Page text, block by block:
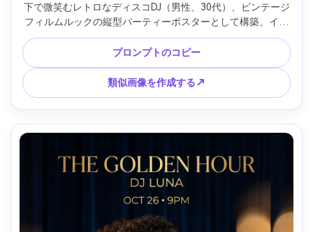
下で微笑むレトロなディスコDJ（男性、30代）、ビンテージ
フィルムルックの縦型パーティーポスターとして構築、イベ
ント名の手書きタイポグラフィ、遊び心のある紙吹雪バース
ト、明確な日付とチケットライン、QR RSVPボックス、輝き
のあるハイライトを備えた暖かいタングステン照明、Leica
SL2、50mm、対称的なディスコ反射を備えたセンター構
図、懐かしい楽しいムード、リアルなハイライトと肌の質
感、高解像度、印刷可能なポスターアートワーク、透かしな
し --ar 4:5
プロンプトのコピー
類似画像を作成する↗